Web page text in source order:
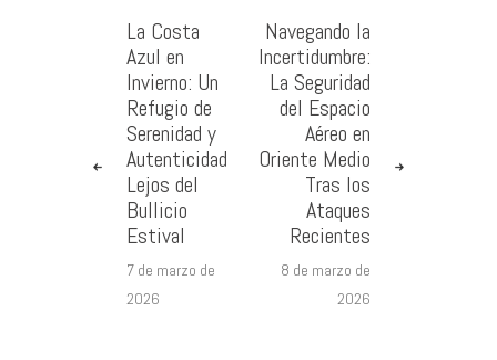
La Costa
Azul en
Invierno: Un
Refugio de
Serenidad y
Autenticidad
Lejos del
Bullicio
Estival
7 de marzo de
2026
Navegando la
Incertidumbre:
La Seguridad
del Espacio
Aéreo en
Oriente Medio
Tras los
Ataques
Recientes
8 de marzo de
2026